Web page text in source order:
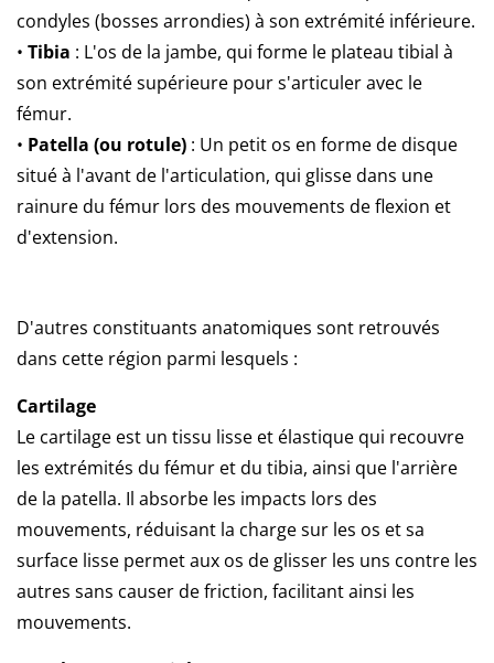
condyles (bosses arrondies) à son extrémité inférieure.
• Tibia : L'os de la jambe, qui forme le plateau tibial à
son extrémité supérieure pour s'articuler avec le
fémur.
• Patella (ou rotule) : Un petit os en forme de disque
situé à l'avant de l'articulation, qui glisse dans une
rainure du fémur lors des mouvements de flexion et
d'extension.
D'autres constituants anatomiques sont retrouvés
dans cette région parmi lesquels :
Cartilage
Le cartilage est un tissu lisse et élastique qui recouvre
les extrémités du fémur et du tibia, ainsi que l'arrière
de la patella. Il absorbe les impacts lors des
mouvements, réduisant la charge sur les os et sa
surface lisse permet aux os de glisser les uns contre les
autres sans causer de friction, facilitant ainsi les
mouvements.